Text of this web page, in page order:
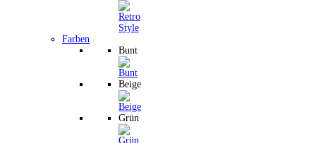
Farben
Bunt
Beige
Grün